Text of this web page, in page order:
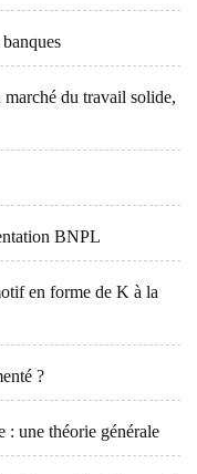
du travail solide,
BNPL
en forme de K à la
?
: une théorie générale